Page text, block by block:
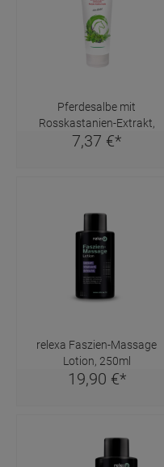
Pferdesalbe mit
Rosskastanien-Extrakt,
100ml
7,37 €*
relexa Faszien-Massage
Lotion, 250ml
19,90 €*